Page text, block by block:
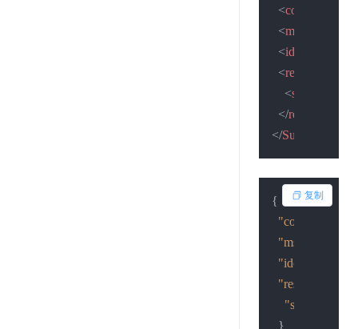
<code
<msg
<idcardid
<result
<status
</result
</SubmitResult
{
"code"
"msg"
"idcardid"
"result"
"status"
}
复制